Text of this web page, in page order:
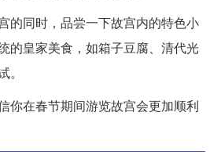
的同时，品尝一下故宫内的特色小
的皇家美食，如箱子豆腐、清代光
你在春节期间游览故宫会更加顺利